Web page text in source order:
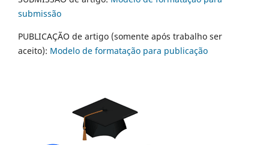
submissão
PUBLICAÇÃO de artigo (somente após trabalho ser
aceito): Modelo de formatação para publicação